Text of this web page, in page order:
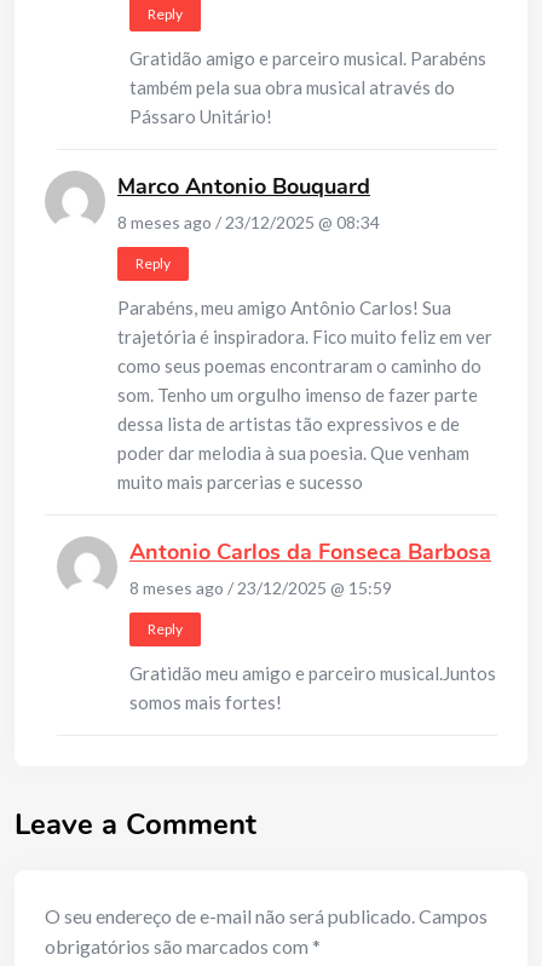
Reply
Gratidão amigo e parceiro musical. Parabéns
também pela sua obra musical através do
Pássaro Unitário!
Marco Antonio Bouquard
8 meses ago / 23/12/2025 @ 08:34
Reply
Parabéns, meu amigo Antônio Carlos! Sua
trajetória é inspiradora. Fico muito feliz em ver
como seus poemas encontraram o caminho do
som. Tenho um orgulho imenso de fazer parte
dessa lista de artistas tão expressivos e de
poder dar melodia à sua poesia. Que venham
muito mais parcerias e sucesso
Antonio Carlos da Fonseca Barbosa
8 meses ago / 23/12/2025 @ 15:59
Reply
Gratidão meu amigo e parceiro musical.Juntos
somos mais fortes!
Leave a Comment
O seu endereço de e-mail não será publicado.Campos
obrigatórios são marcados com *